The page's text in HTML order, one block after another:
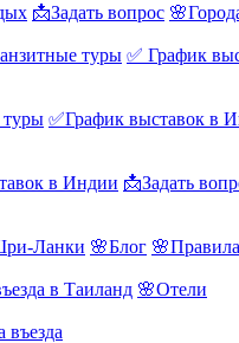
📩Задать вопрос
туры ✅ График
✅График выставок в
в Индии 📩Задать
Ланки 🌸Блог
в Таиланд 🌸Отели
въезда